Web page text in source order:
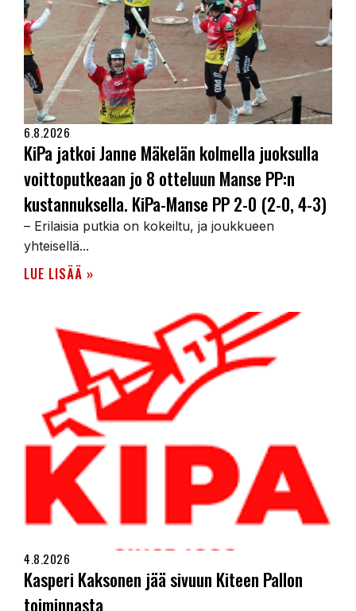
6.8.2026
KiPa jatkoi Janne Mäkelän kolmella juoksulla
voittoputkeaan jo 8 otteluun Manse PP:n
kustannuksella. KiPa-Manse PP 2-0 (2-0, 4-3)
– Erilaisia putkia on kokeiltu, ja joukkueen
yhteisellä...
LUE LISÄÄ »
4.8.2026
Kasperi Kaksonen jää sivuun Kiteen Pallon
toiminnasta